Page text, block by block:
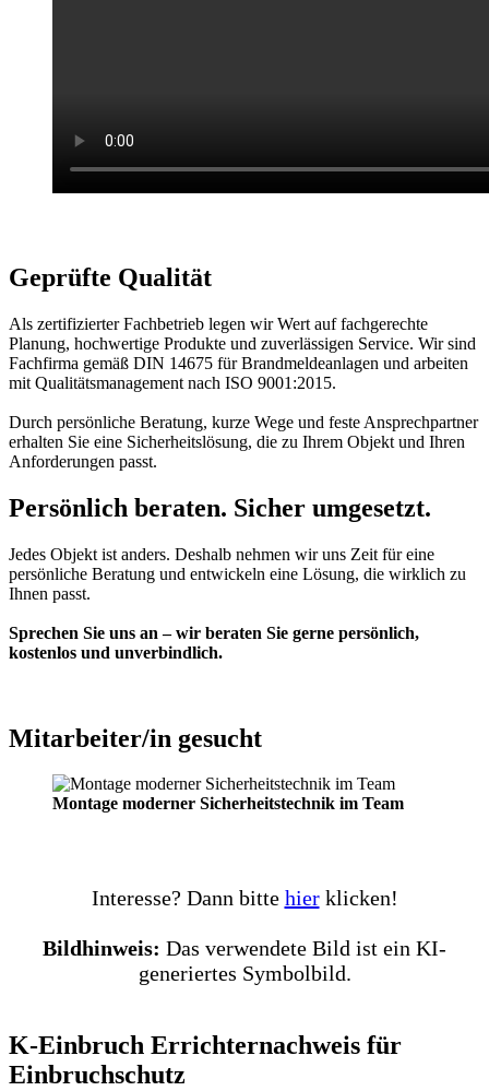
Geprüfte Qualität
Als zertifizierter Fachbetrieb legen wir Wert auf fachgerechte
Planung, hochwertige Produkte und zuverlässigen Service. Wir sind
Fachfirma gemäß DIN 14675 für Brandmeldeanlagen und arbeiten
mit Qualitätsmanagement nach ISO 9001:2015.
Durch persönliche Beratung, kurze Wege und feste Ansprechpartner
erhalten Sie eine Sicherheitslösung, die zu Ihrem Objekt und Ihren
Anforderungen passt.
Persönlich beraten. Sicher umgesetzt.
Jedes Objekt ist anders. Deshalb nehmen wir uns Zeit für eine
persönliche Beratung und entwickeln eine Lösung, die wirklich zu
Ihnen passt.
Sprechen Sie uns an – wir beraten Sie gerne persönlich,
kostenlos und unverbindlich.
Mitarbeiter/in gesucht
Montage moderner Sicherheitstechnik im Team
Interesse? Dann bitte hierklicken!
Bildhinweis: Das verwendete Bild ist ein KI-
generiertes Symbolbild.
K-Einbruch Errichternachweis für
Einbruchschutz